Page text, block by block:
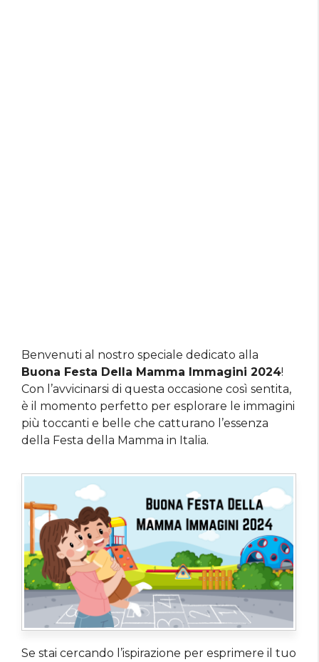
Benvenuti al nostro speciale dedicato alla
Buona Festa Della Mamma Immagini 2024!
Con l’avvicinarsi di questa occasione così sentita,
è il momento perfetto per esplorare le immagini
più toccanti e belle che catturano l’essenza
della Festa della Mamma in Italia.
Se stai cercando l’ispirazione per esprimere il tuo